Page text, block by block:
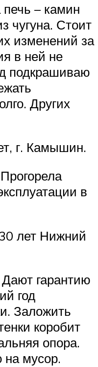
– камин
чугуна. Стоит
изменений за
в ней не
подкрашиваю
Других
г. Камышин.
в
лет Нижний
гарантию
год
Заложить
коробит
опора.
на мусор.